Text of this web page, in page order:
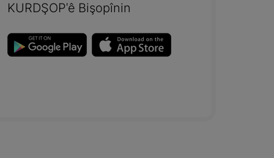
KURDŞOP'ê Bişopînin